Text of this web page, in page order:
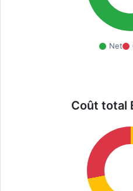
Net
Coût total